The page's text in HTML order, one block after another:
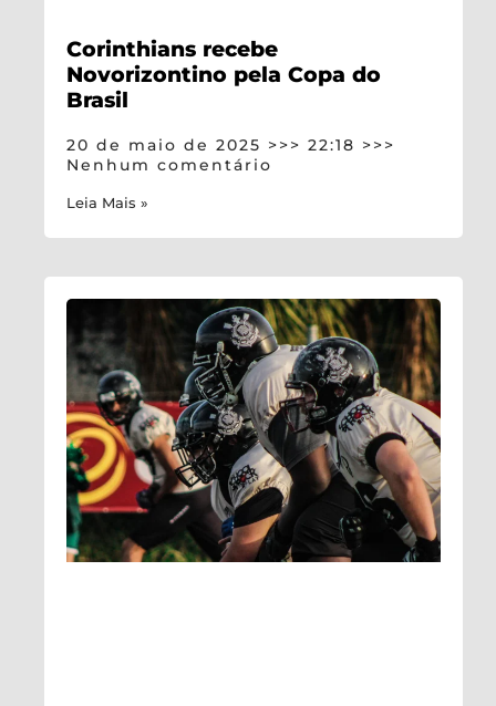
Corinthians recebe
Novorizontino pela Copa do
Brasil
20 de maio de 2025
22:18
Nenhum comentário
Leia Mais »